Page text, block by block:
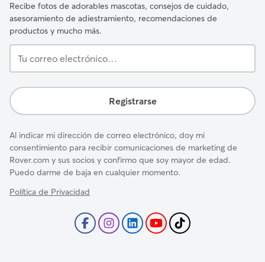
Recibe fotos de adorables mascotas, consejos de cuidado,
asesoramiento de adiestramiento, recomendaciones de
productos y mucho más.
correo
Registrarse
Al indicar mi dirección de correo electrónico, doy mi
consentimiento para recibir comunicaciones de marketing de
Rover.com y sus socios y confirmo que soy mayor de edad.
Puedo darme de baja en cualquier momento.
Política de Privacidad